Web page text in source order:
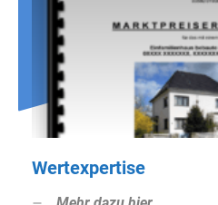
Wertexpertise